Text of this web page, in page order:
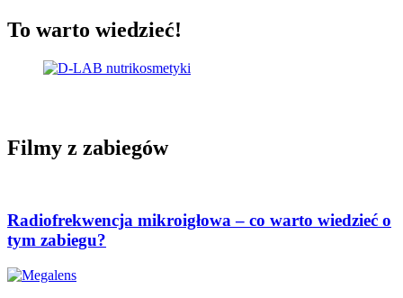
To warto wiedzieć!
Filmy z zabiegów
Radiofrekwencja mikroigłowa – co warto wiedzieć o
tym zabiegu?